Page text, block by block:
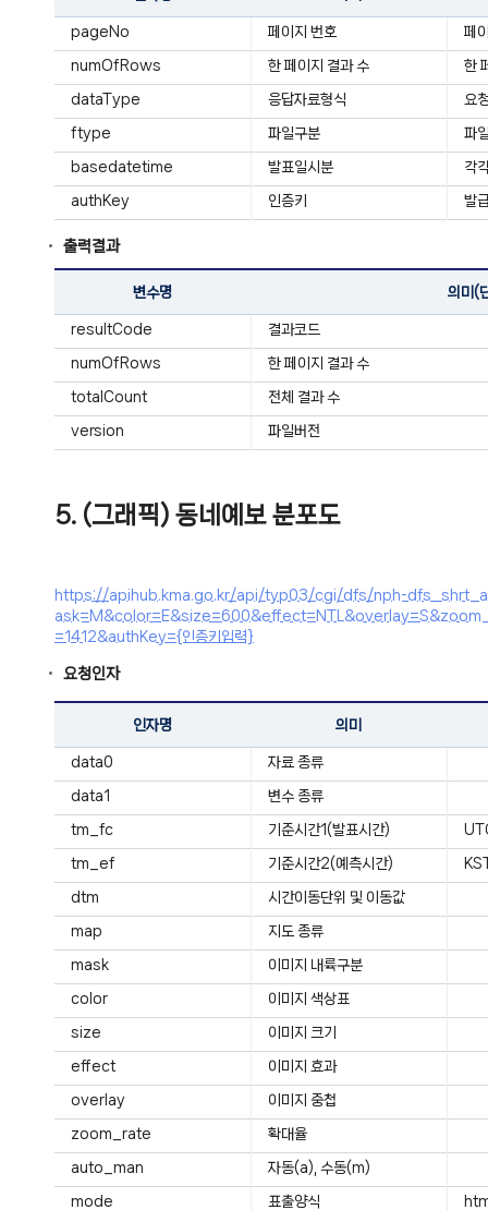
pageNo 페이지 번호 페
numOfRows 한 페이지 결과 수 한
dataType 응답자료형식 요
ftype 파일구분 파
basedatetime 발표일시분 각
authKey 인증키 발
출력결과
변수명 의미(
resultCode 결과코드
numOfRows 한 페이지 결과 수
totalCount 전체 결과 수
version 파일버전
5. (그래픽) 동네예보 분포도
https://apihub.kma.go.kr/api/typ03/cgi/dfs/nph-
=1412&authKey={인증키입력}
요청인자
인자명 의미
data0 자료 종류
data1 변수 종류
tm_fc 기준시간1(발표시간)
tm_ef 기준시간2(예측시간)
dtm 시간이동단위 및 이동값
map 지도 종류
mask 이미지 내륙구분
color 이미지 색상표
size 이미지 크기
effect 이미지 효과
overlay 이미지 중첩
zoom_rate 확대율
auto_man 자동(a), 수동(m)
mode 표출양식